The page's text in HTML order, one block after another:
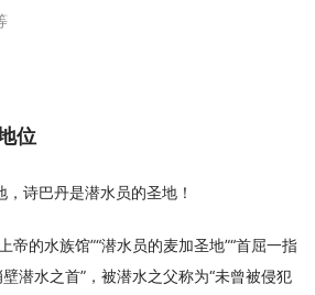
位
诗巴丹是潜水员的圣地！
帝的水族馆”“潜水员的麦加圣地”“首屈一指
潜水之首”，被潜水之父称为“未曾被侵犯